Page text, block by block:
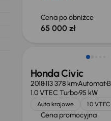
Cena po obniżce
65 000 zł
Taniej o 1 500 zł
Honda Civic
2018113 378 kmAutomat
1.0 VTEC Turbo95 kW
Auta krajowe 1.0
Cena promocyjna